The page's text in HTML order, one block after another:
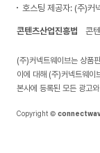
호스팅 제공자: (주)커
콘텐츠산업진흥법 콘
(주)커넥트웨이브는 상품
이에 대해 (주)커넥트웨이
본사에 등록된 모든 광고
Copyright ©